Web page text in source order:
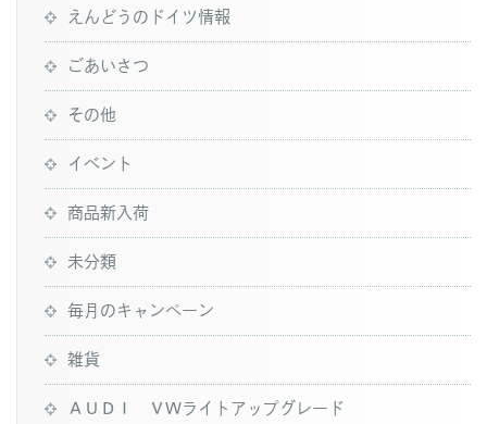
えんどうのドイツ情報
ごあいさつ
その他
イベント
商品新入荷
未分類
毎月のキャンペーン
雑貨
ＡＵＤＩ ＶＷライトアップグレード